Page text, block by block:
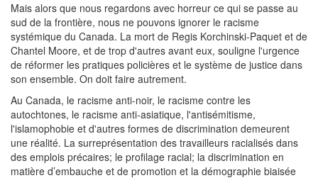
Mais alors que nous regardons avec horreur ce qui se passe au
sud de la frontière, nous ne pouvons ignorer le racisme
systémique du Canada. La mort de Regis Korchinski-Paquet et de
Chantel Moore, et de trop d'autres avant eux, souligne l'urgence
de réformer les pratiques policières et le système de justice dans
son ensemble. On doit faire autrement.
Au Canada, le racisme anti-noir, le racisme contre les
autochtones, le racisme anti-asiatique, l'antisémitisme,
l'islamophobie et d'autres formes de discrimination demeurent
une réalité. La surreprésentation des travailleurs racialisés dans
des emplois précaires; le profilage racial; la discrimination en
matière d’embauche et de promotion et la démographie biaisée